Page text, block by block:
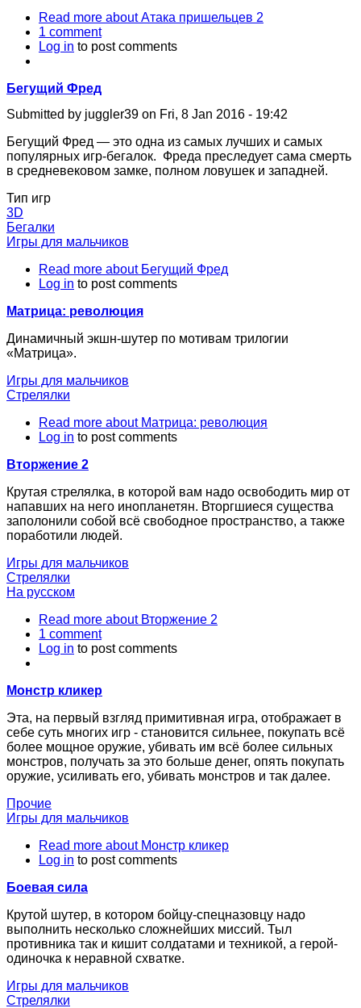
Read more about Атака пришельцев 2
1 comment
Log in to post comments
Бегущий Фред
Submitted by juggler39 on Fri, 8 Jan 2016 - 19:42
Бегущий Фред — это одна из самых лучших и самых
популярных игр-бегалок. Фреда преследует сама смерть
в средневековом замке, полном ловушек и западней.
Тип игр
3D
Бегалки
Игры для мальчиков
Read more about Бегущий Фред
Log in to post comments
Матрица: революция
Динамичный экшн-шутер по мотивам трилогии
«Матрица».
Игры для мальчиков
Стрелялки
Read more about Матрица: революция
Log in to post comments
Вторжение 2
Крутая стрелялка, в которой вам надо освободить мир от
напавших на него инопланетян. Вторгшиеся существа
заполонили собой всё свободное пространство, а также
поработили людей.
Игры для мальчиков
Стрелялки
На русском
Read more about Вторжение 2
1 comment
Log in to post comments
Монстр кликер
Эта, на первый взгляд примитивная игра, отображает в
себе суть многих игр - становится сильнее, покупать всё
более мощное оружие, убивать им всё более сильных
монстров, получать за это больше денег, опять покупать
оружие, усиливать его, убивать монстров и так далее.
Прочие
Игры для мальчиков
Read more about Монстр кликер
Log in to post comments
Боевая сила
Крутой шутер, в котором бойцу-спецназовцу надо
выполнить несколько сложнейших миссий. Тыл
противника так и кишит солдатами и техникой, а герой-
одиночка к неравной схватке.
Игры для мальчиков
Стрелялки